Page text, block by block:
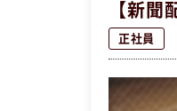
【新
正社員